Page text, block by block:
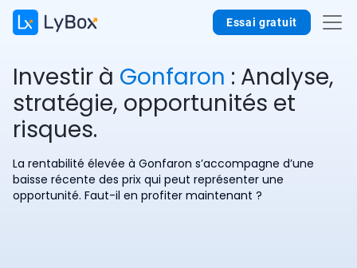
Essai gratuit
Investir à Gonfaron : Analyse,
stratégie, opportunités et
risques.
La rentabilité élevée à Gonfaron s’accompagne d’une
baisse récente des prix qui peut représenter une
opportunité. Faut-il en profiter maintenant ?